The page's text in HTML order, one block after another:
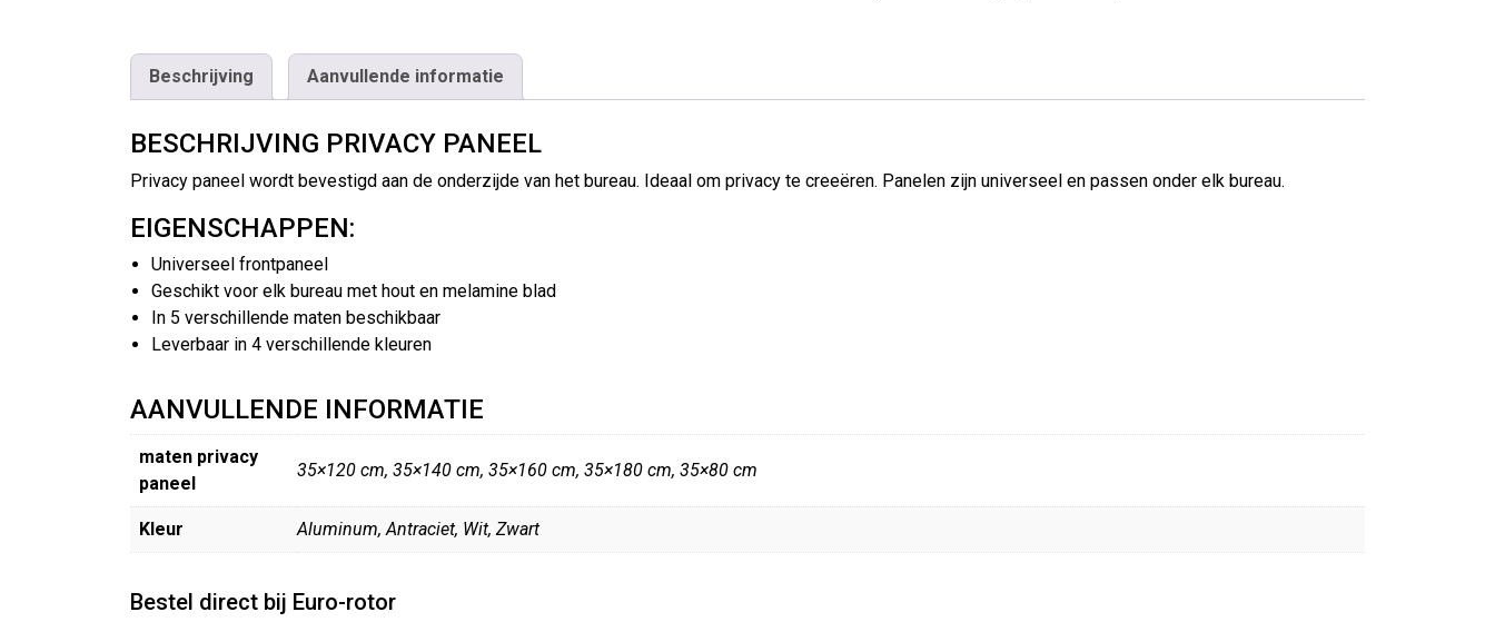
Beschrijving Aanvullende informatie
BESCHRIJVING PRIVACY PANEEL
Privacy paneel wordt bevestigd aan de onderzijde van het bureau. Ideaal om privacy te creeëren. Panelen zijn universeel en passen onder elk bureau.
EIGENSCHAPPEN:
Universeel frontpaneel
Geschikt voor elk bureau met hout en melamine blad
In 5 verschillende maten beschikbaar
Leverbaar in 4 verschillende kleuren
AANVULLENDE INFORMATIE
maten privacy
paneel
35×120 cm, 35×140 cm, 35×160 cm, 35×180 cm, 35×80 cm
Kleur Aluminum, Antraciet, Wit, Zwart
Bestel direct bij Euro-rotor